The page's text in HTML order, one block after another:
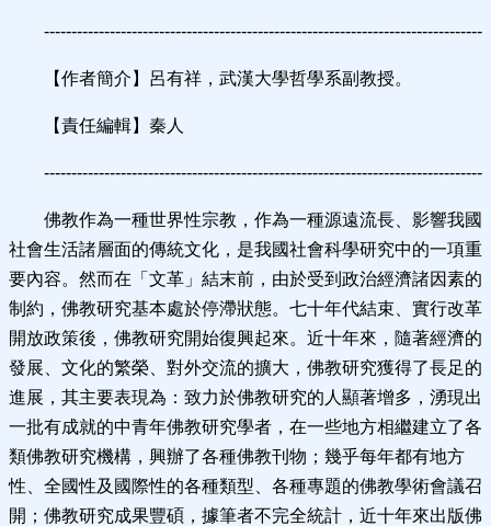
--------------------------------------------------------------------------------
【作者簡介】呂有祥，武漢大學哲學系副教授。
【責任編輯】秦人
--------------------------------------------------------------------------------
佛教作為一種世界性宗教，作為一種源遠流長、影響我國
社會生活諸層面的傳統文化，是我國社會科學研究中的一項重
要內容。然而在「文革」結末前，由於受到政治經濟諸因素的
制約，佛教研究基本處於停滯狀態。七十年代結束、實行改革
開放政策後，佛教研究開始復興起來。近十年來，隨著經濟的
發展、文化的繁榮、對外交流的擴大，佛教研究獲得了長足的
進展，其主要表現為：致力於佛教研究的人顯著增多，湧現出
一批有成就的中青年佛教研究學者，在一些地方相繼建立了各
類佛教研究機構，興辦了各種佛教刊物；幾乎每年都有地方
性、全國性及國際性的各種類型、各種專題的佛教學術會議召
開；佛教研究成果豐碩，據筆者不完全統計，近十年來出版佛